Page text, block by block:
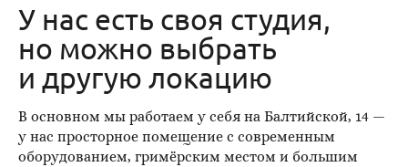
У нас есть своя студия,
но можно выбрать
и другую локацию
В основном мы работаем у себя на Балтийской, 14 —
у нас просторное помещение с современным
оборудованием, гримёрским местом и большим